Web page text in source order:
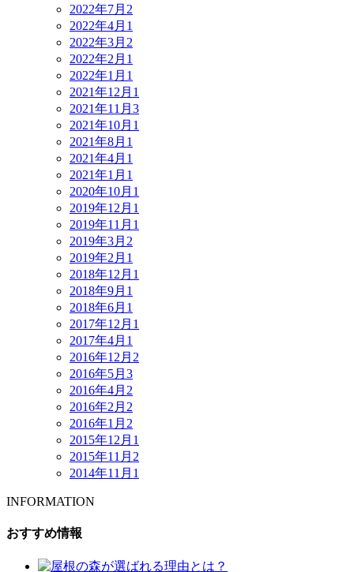
2022年7月 2
2022年4月 1
2022年3月 2
2022年2月 1
2022年1月 1
2021年12月 1
2021年11月 3
2021年10月 1
2021年8月 1
2021年4月 1
2021年1月 1
2020年10月 1
2019年12月 1
2019年11月 1
2019年3月 2
2019年2月 1
2018年12月 1
2018年9月 1
2018年6月 1
2017年12月 1
2017年4月 1
2016年12月 2
2016年5月 3
2016年4月 2
2016年2月 2
2016年1月 2
2015年12月 1
2015年11月 2
2014年11月 1
INFORMATION
おすすめ情報